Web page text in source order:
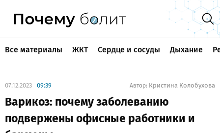
Все материалы ЖКТ Сердце и сосуды Дыхание
07.12.2023 09:39 Автор: Кристина Колобухова
Варикоз: почему заболеванию
подвержены офисные работники и